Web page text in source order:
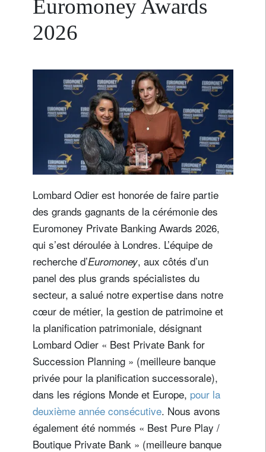
Euromoney Awards
2026
Lombard Odier est honorée de faire partie
des grands gagnants de la cérémonie des
Euromoney Private Banking Awards 2026,
qui s’est déroulée à Londres. L’équipe de
recherche d’Euromoney, aux côtés d’un
panel des plus grands spécialistes du
secteur, a salué notre expertise dans notre
cœur de métier, la gestion de patrimoine et
la planification patrimoniale, désignant
Lombard Odier « Best Private Bank for
Succession Planning » (meilleure banque
privée pour la planification successorale),
dans les régions Monde et Europe, pour la
deuxième année consécutive. Nous avons
également été nommés « Best Pure Play /
Boutique Private Bank » (meilleure banque